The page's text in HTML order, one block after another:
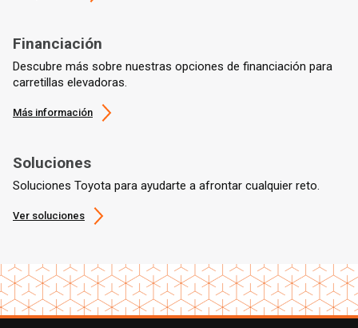
Financiación
Descubre más sobre nuestras opciones de financiación para
carretillas elevadoras.
Más información
Soluciones
Soluciones Toyota para ayudarte a afrontar cualquier reto.
Ver soluciones